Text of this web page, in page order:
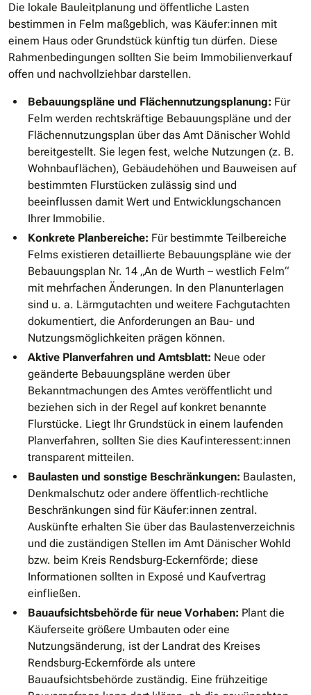
Die lokale Bauleitplanung und öffentliche Lasten
bestimmen in Felm maßgeblich, was Käufer:innen mit
einem Haus oder Grundstück künftig tun dürfen. Diese
Rahmenbedingungen sollten Sie beim Immobilienverkauf
offen und nachvollziehbar darstellen.
Bebauungspläne und Flächennutzungsplanung: Für
Felm werden rechtskräftige Bebauungspläne und der
Flächennutzungsplan über das Amt Dänischer Wohld
bereitgestellt. Sie legen fest, welche Nutzungen (z. B.
Wohnbauflächen), Gebäudehöhen und Bauweisen auf
bestimmten Flurstücken zulässig sind und
beeinflussen damit Wert und Entwicklungschancen
Ihrer Immobilie.
Konkrete Planbereiche: Für bestimmte Teilbereiche
Felms existieren detaillierte Bebauungspläne wie der
Bebauungsplan Nr. 14 „An de Wurth – westlich Felm“
mit mehrfachen Änderungen. In den Planunterlagen
sind u. a. Lärmgutachten und weitere Fachgutachten
dokumentiert, die Anforderungen an Bau- und
Nutzungsmöglichkeiten prägen können.
Aktive Planverfahren und Amtsblatt: Neue oder
geänderte Bebauungspläne werden über
Bekanntmachungen des Amtes veröffentlicht und
beziehen sich in der Regel auf konkret benannte
Flurstücke. Liegt Ihr Grundstück in einem laufenden
Planverfahren, sollten Sie dies Kaufinteressent:innen
transparent mitteilen.
Baulasten und sonstige Beschränkungen: Baulasten,
Denkmalschutz oder andere öffentlich‐rechtliche
Beschränkungen sind für Käufer:innen zentral.
Auskünfte erhalten Sie über das Baulastenverzeichnis
und die zuständigen Stellen im Amt Dänischer Wohld
bzw. beim Kreis Rendsburg‐Eckernförde; diese
Informationen sollten in Exposé und Kaufvertrag
einfließen.
Bauaufsichtsbehörde für neue Vorhaben: Plant die
Käuferseite größere Umbauten oder eine
Nutzungsänderung, ist der Landrat des Kreises
Rendsburg‐Eckernförde als untere
Bauaufsichtsbehörde zuständig. Eine frühzeitige